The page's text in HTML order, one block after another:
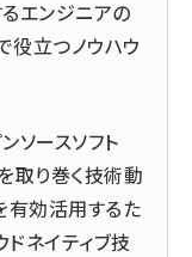
エンジニアの
役立つノウハウ
ソースソフト
取り巻く技術動
有効活用するた
ネイティブ技